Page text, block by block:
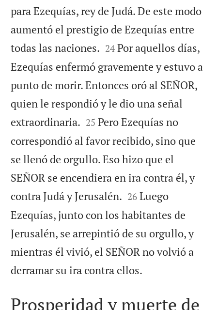
para Ezequías, rey de Judá. De este modo
aumentó el prestigio de Ezequías entre
todas las naciones. 

24 Por aquellos días,
Ezequías enfermó gravemente y estuvo a
punto de morir. Entonces oró al SEÑOR,
quien le respondió y le dio una señal
extraordinaria. 

25 Pero Ezequías no
correspondió al favor recibido, sino que
se llenó de orgullo. Eso hizo que el
SEÑOR se encendiera en ira contra él, y
contra Judá y Jerusalén. 

26 Luego
Ezequías, junto con los habitantes de
Jerusalén, se arrepintió de su orgullo, y
mientras él vivió, el SEÑOR no volvió a
derramar su ira contra ellos.
Prosperidad y muerte de